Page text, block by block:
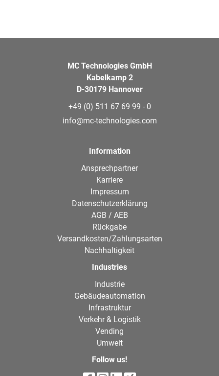
MC Technologies GmbH
Kabelkamp 2
D-30179 Hannover
+49 (0) 511 67 69 99 - 0
info@mc-technologies.com
Information
Ansprechpartner
Karriere
Impressum
Datenschutzerklärung
AGB / AEB
Rückgabe
Versandkosten/Zahlungsarten
Nachhaltigkeit
Industries
Industrie
Gebäudeautomation
Infrastruktur
Verkehr & Logistik
Vending
Umwelt
Follow us!